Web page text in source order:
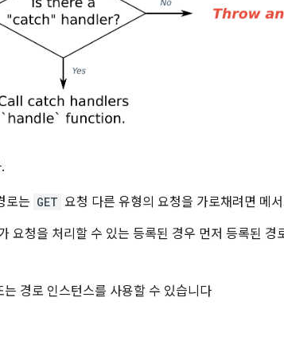
로는 GET 요청 다른 유형의 요청을 가로채려면 메
요청을 처리할 수 있는 등록된 경우 먼저 등록된 경
경로 인스턴스를 사용할 수 있습니다